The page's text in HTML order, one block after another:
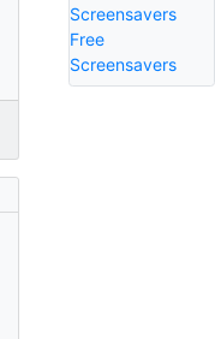
Screensavers
Free
Screensavers